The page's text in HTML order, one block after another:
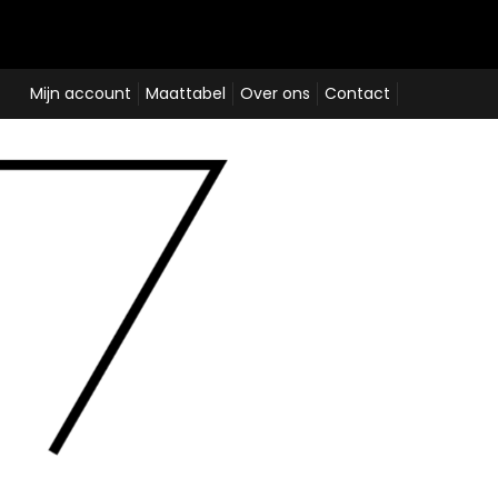
Mijn account Maattabel Over ons Contact